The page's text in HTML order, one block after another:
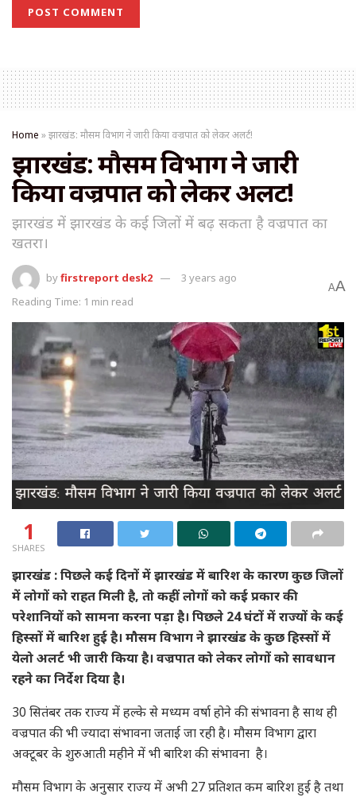
Home »झारखंड: मौसम विभाग ने जारी किया वज्रपात को लेकर अलर्ट!
झारखंड: मौसम विभाग ने जारी
किया वज्रपात को लेकर अलर्ट!
झारखंड में झारखंड के कई जिलों में बढ़ सकता है वज्रपात का
खतरा।
byfirstreport desk2
3 years ago
Reading Time: 1 min read
AA
1
SHARES
झारखंड : पिछले कई दिनों में झारखंड में बारिश के कारण कुछ जिलों
में लोगों को राहत मिली है, तो कहीं लोगों को कई प्रकार की
परेशानियों को सामना करना पड़ा है। पिछले 24 घंटों में राज्यों के कई
हिस्सों में बारिश हुई है। मौसम विभाग ने झारखंड के कुछ हिस्सों में
येलो अलर्ट भी जारी किया है। वज्रपात को लेकर लोगों को सावधान
रहने का निर्देश दिया है।
30 सितंबर तक राज्य में हल्के से मध्यम वर्षा होने की संभावना है साथ ही
वज्रपात की भी ज्यादा संभावना जताई जा रही है। मौसम विभाग द्वारा
अक्टूबर के शुरुआती महीने में भी बारिश की संभावना है।
मौसम विभाग के अनुसार राज्य में अभी 27 प्रतिशत कम बारिश हुई है तथा